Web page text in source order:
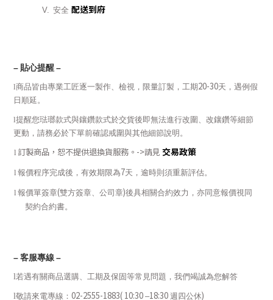
V. 安全配送到府
– 貼心提醒–
l商品皆由專業工匠逐一製作、檢視，限量訂製，工期20-30天，遇例假
日順延。
l提醒您琺瑯款式與鑲鑽款式於交貨後即無法進行改圍、改鑲鑽等細節
更動，請務必於下單前確認戒圍與其他細節說明。
l 訂製商品，恕不提供退換貨服務。 ->請見 交易政策
l 報價程序完成後，有效期限為7天，逾時則須重新評估。
l 報價單簽章(雙方簽章、公司章)後具相關合約效力，亦同意報價視同
契約合約書。
–客服專線–
l若遇有關商品選購、工期及保固等常見問題，我們竭誠為您解答
l敬請來電專線： 02-2555-1883( 10:30 –18:30 週四公休)